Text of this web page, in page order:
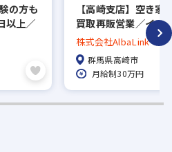
の方も
以上／
群馬
【高崎支店】空き家
買取再販営業／イン
り・年収1,000万円
る／支店長などへの
アップ可能／IPOを
中の不動産ベンチャ
株式会社AlbaLink
群馬県高崎市
月給制30万円